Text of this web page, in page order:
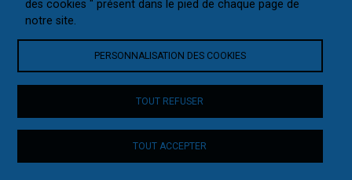
Nos graines de champions sont restés attentifs à leurs
chaque semaine dans les clubs.
des cookies " présent dans le pied de chaque page de
notre site.
PERSONNALISATION DES COOKIES
TOUT REFUSER
TOUT ACCEPTER